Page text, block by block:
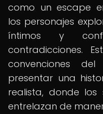
como un escape
los personajes
íntimos y
contradicciones.
convenciones
presentar una
realista, donde
entrelazan de